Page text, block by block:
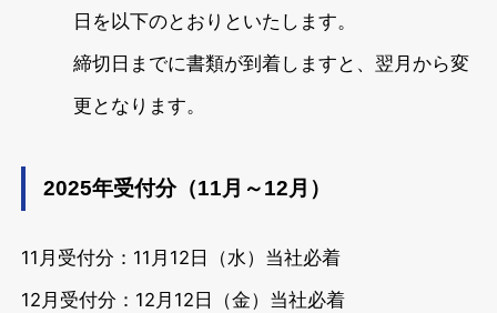
日を以下のとおりといたします。
締切日までに書類が到着しますと、翌月から変
更となります。
2025年受付分（11月～12月）
11月受付分：11月12日（水）当社必着
12月受付分：12月12日（金）当社必着